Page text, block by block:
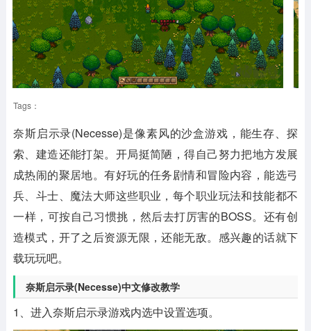
Tags：
奈斯启示录(Necesse)是像素风的沙盒游戏，能生存、探
索、建造还能打架。开局挺简陋，得自己努力把地方发展
成热闹的聚居地。有好玩的任务剧情和冒险内容，能选弓
兵、斗士、魔法大师这些职业，每个职业玩法和技能都不
一样，可按自己习惯挑，然后去打厉害的BOSS。还有创
造模式，开了之后资源无限，还能无敌。感兴趣的话就下
载玩玩吧。
奈斯启示录(Necesse)中文修改教学
1、进入奈斯启示录游戏内选中设置选项。